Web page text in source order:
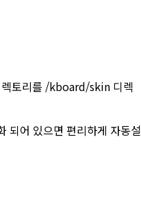
렉토리를 /kboard/skin 디렉
되어 있으면 편리하게 자동설